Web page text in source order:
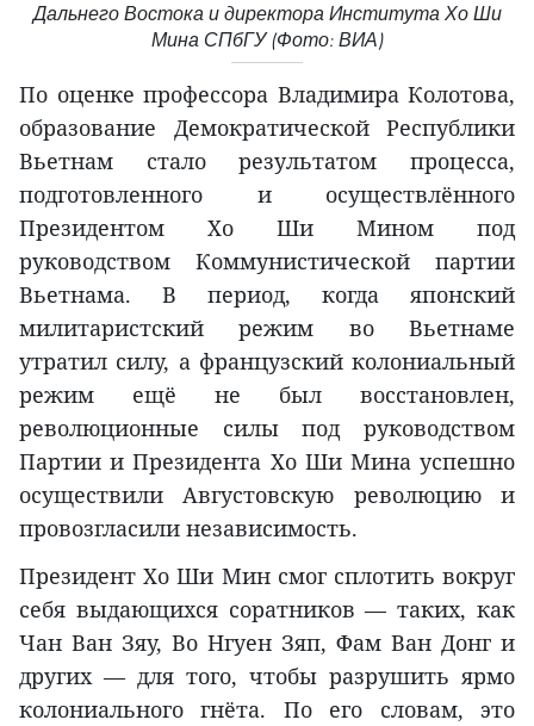
Дальнего Востока и директора Института Хо Ши
Мина СПбГУ (Фото: ВИА)
По оценке профессора Владимира Колотова,
образование Демократической Республики
Вьетнам стало результатом процесса,
подготовленного и осуществлённого
Президентом Хо Ши Мином под
руководством Коммунистической партии
Вьетнама. В период, когда японский
милитаристский режим во Вьетнаме
утратил силу, а французский колониальный
режим ещё не был восстановлен,
революционные силы под руководством
Партии и Президента Хо Ши Мина успешно
осуществили Августовскую революцию и
провозгласили независимость.
Президент Хо Ши Мин смог сплотить вокруг
себя выдающихся соратников — таких, как
Чан Ван Зяу, Во Нгуен Зяп, Фам Ван Донг и
других — для того, чтобы разрушить ярмо
колониального гнёта. По его словам, это